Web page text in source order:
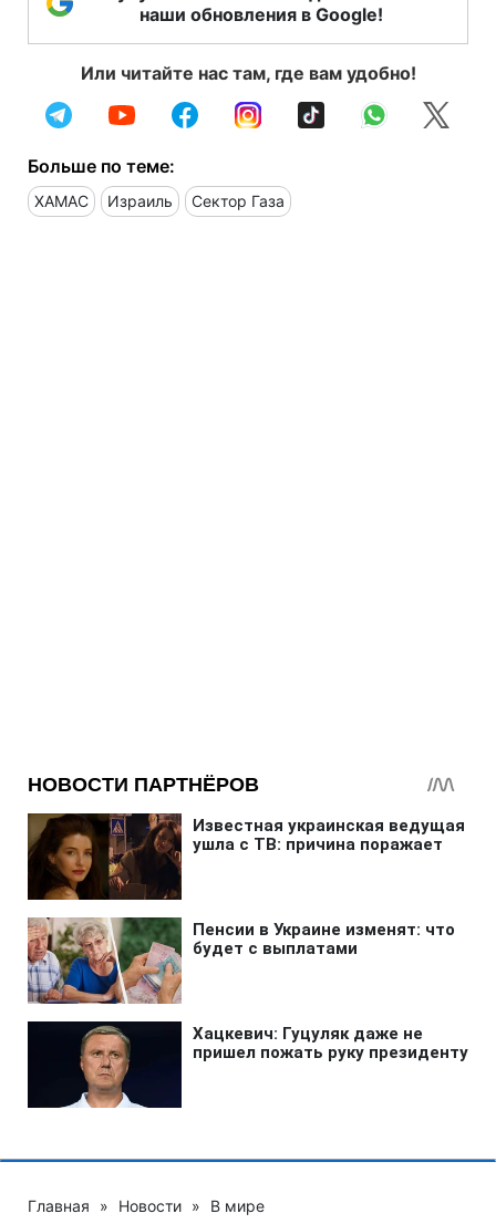
наши обновления в Google!
Или читайте нас там, где вам удобно!
Больше по теме:
ХАМАС Израиль Сектор Газа
Главная » Новости » В мире